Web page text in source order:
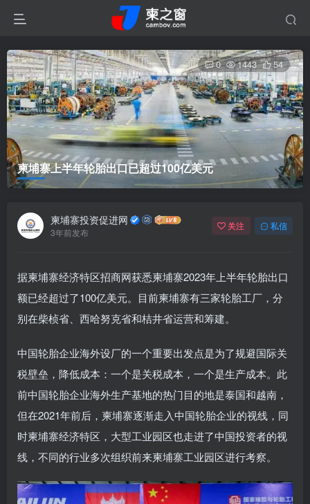
柬埔寨上半年轮胎出口已超过100亿美元
0 1443 54
柬埔寨投资促进网
3年前发布
关注 私信
据柬埔寨经济特区招商网获悉柬埔寨2023年上半年轮胎出口
额已经超过了100亿美元。目前柬埔寨有三家轮胎工厂，分
别在柴桢省、西哈努克省和桔井省运营和筹建。
中国轮胎企业海外设厂的一个重要出发点是为了规避国际关
税壁垒，降低成本：一个是关税成本，一个是生产成本。此
前中国轮胎企业海外生产基地的热门目的地是泰国和越南，
但在2021年前后，柬埔寨逐渐走入中国轮胎企业的视线，同
时柬埔寨经济特区，大型工业园区也走进了中国投资者的视
线，不同的行业多次组织前来柬埔寨工业园区进行考察。